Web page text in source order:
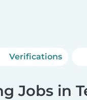
Verifications
Jobs in